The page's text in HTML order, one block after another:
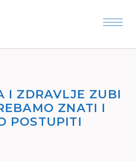
I ZDRAVLJE ZUBI
ZNATI I
POSTUPITI